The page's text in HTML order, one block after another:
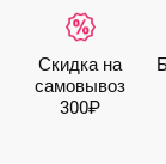
Скидка на
самовывоз
300₽